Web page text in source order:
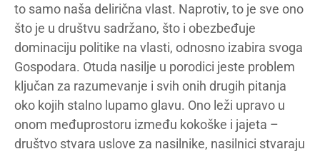
to samo naša delirična vlast. Naprotiv, to je sve ono
što je u društvu sadržano, što i obezbeđuje
dominaciju politike na vlasti, odnosno izabira svoga
Gospodara. Otuda nasilje u porodici jeste problem
ključan za razumevanje i svih onih drugih pitanja
oko kojih stalno lupamo glavu. Ono leži upravo u
onom međuprostoru između kokoške i jajeta –
društvo stvara uslove za nasilnike, nasilnici stvaraju